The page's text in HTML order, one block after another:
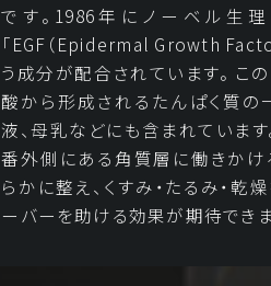
です。1986年にノーベル生
「EGF（Epidermal Growth
う成分が配合されています。 こ
酸から形成されるたんぱく質の
液、母乳などにも含まれていま
番外側にある角質層に働きかけ
らかに整え、くすみ・たるみ・乾
ーバーを助ける効果が期待できま